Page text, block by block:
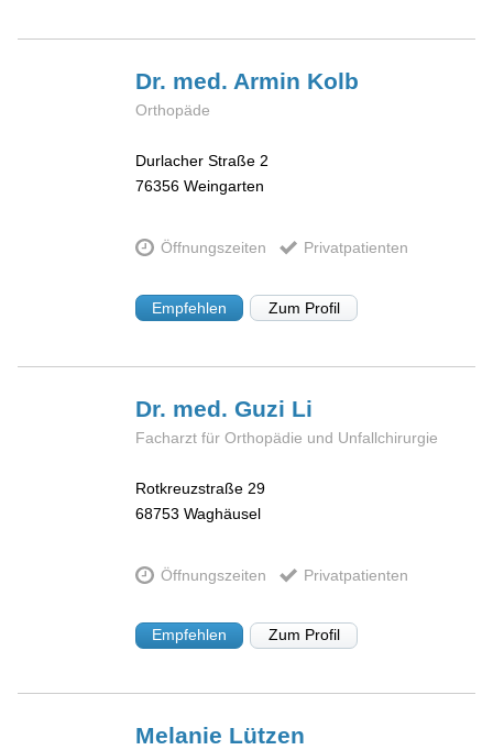
Dr. med. Armin Kolb
Orthopäde
Durlacher Straße 2
76356 Weingarten
Öffnungszeiten Privatpatienten
Empfehlen Zum Profil
Dr. med. Guzi Li
Facharzt für Orthopädie und Unfallchirurgie
Rotkreuzstraße 29
68753 Waghäusel
Öffnungszeiten Privatpatienten
Empfehlen Zum Profil
Melanie Lützen